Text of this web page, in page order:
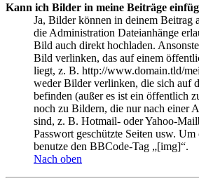
Kann ich Bilder in meine Beiträge
Ja, Bilder können in deinem Beitrag
die Administration Dateianhänge
Bild auch direkt hochladen.
Bild verlinken, das auf einem
liegt, z. B. http://www.domain.tld/
weder Bilder verlinken, die sich auf
befinden (außer es ist ein öffentlich
noch zu Bildern, die nur nach einer
sind, z. B. Hotmail- oder Yahoo-
Passwort geschützte Seiten usw.
benutze den BBCode-Tag „[img]“.
Nach oben